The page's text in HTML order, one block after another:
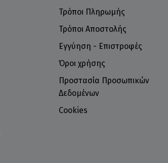
Τρόποι Πληρωμής
Τρόποι Αποστολής
Εγγύηση - Επιστροφές
Όροι χρήσης
Προστασία Προσωπικών
Δεδομένων
Cookies